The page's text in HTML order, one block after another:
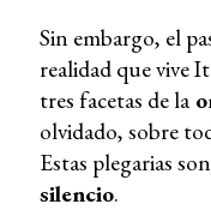
Sin embargo, el
realidad que vive
tres facetas de la
olvidado, sobre
Estas plegarias
silencio.